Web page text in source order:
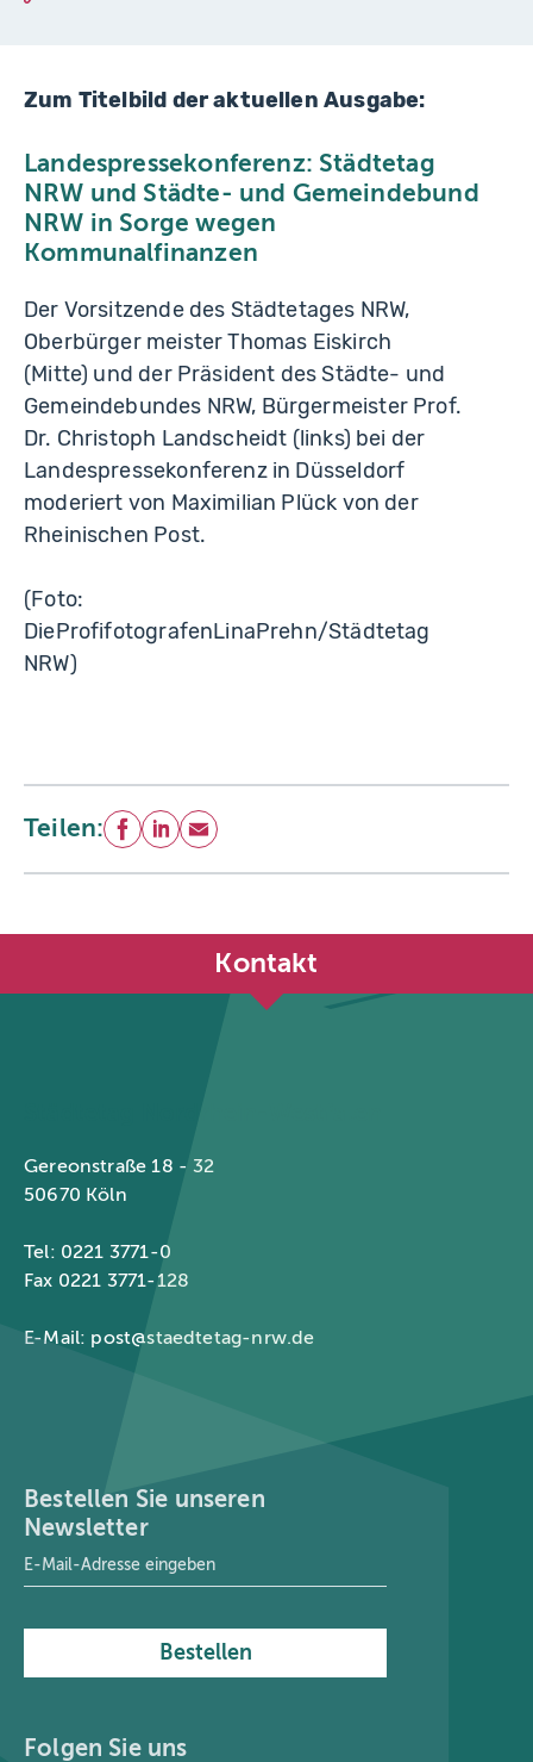
Zum Titelbild der aktuellen Ausgabe:
Landespressekonferenz: Städtetag
NRW und Städte- und Gemeindebund
NRW in Sorge wegen
Kommunalfinanzen
Der Vorsitzende des Städtetages NRW,
Oberbürger meister Thomas Eiskirch
(Mitte) und der Präsident des Städte- und
Gemeindebundes NRW, Bürgermeister Prof.
Dr. Christoph Landscheidt (links) bei der
Landespressekonferenz in Düsseldorf
moderiert von Maximilian Plück von der
Rheinischen Post.
(Foto:
DieProfifotografenLinaPrehn/Städtetag
NRW)
Teilen: Facebook
LinkedIn
E-Mail
Kontakt
Gereonstraße 18 - 32
50670 Köln
Tel: 0221 3771-0
Fax 0221 3771-128
E-Mail: post@staedtetag-nrw.de
Bestellen Sie unseren
Newsletter
E-Mail-Adresse
Bestellen
Folgen Sie uns